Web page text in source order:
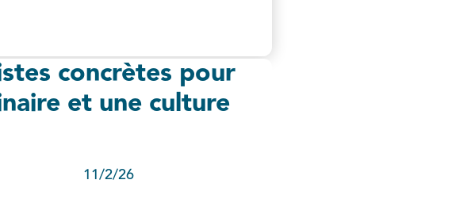
concrètes pour
et une culture
11/2/26